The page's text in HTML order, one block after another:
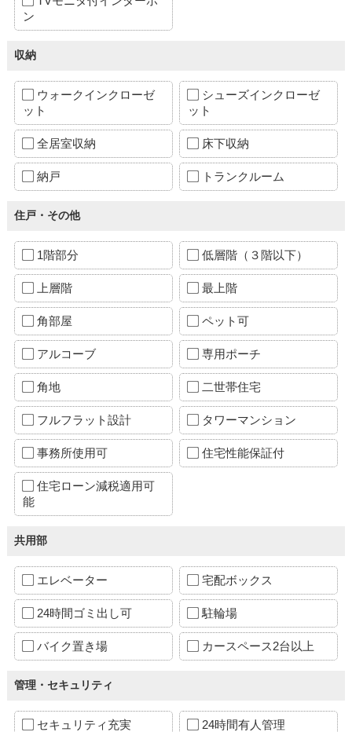
ン
収納
ウォークインクローゼ
ット
シューズインクローゼ
ット
全居室収納 床下収納
納戸 トランクルーム
住戸・その他
1階部分 低層階（３階以下）
上層階 最上階
角部屋 ペット可
アルコーブ 専用ポーチ
角地 二世帯住宅
フルフラット設計 タワーマンション
事務所使用可 住宅性能保証付
住宅ローン減税適用可
能
共用部
エレベーター 宅配ボックス
24時間ゴミ出し可 駐輪場
バイク置き場 カースペース2台以上
管理・セキュリティ
セキュリティ充実 24時間有人管理